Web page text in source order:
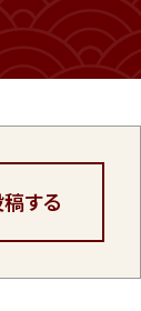
する